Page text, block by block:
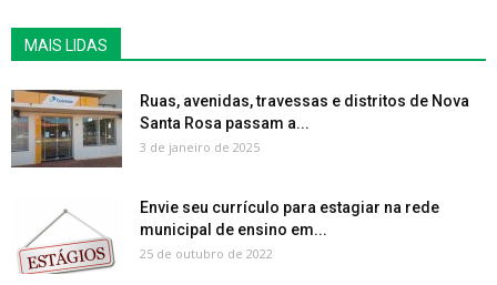
MAIS LIDAS
Ruas, avenidas, travessas e distritos de Nova
Santa Rosa passam a...
3 de janeiro de 2025
Envie seu currículo para estagiar na rede
municipal de ensino em...
25 de outubro de 2022